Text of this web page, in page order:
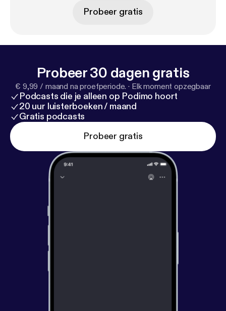
Probeer gratis
Probeer 30 dagen gratis
€ 9,99 / maand na proefperiode. · Elk moment opzegbaar
Podcasts die je alleen op Podimo hoort
20 uur luisterboeken / maand
Gratis podcasts
Probeer gratis